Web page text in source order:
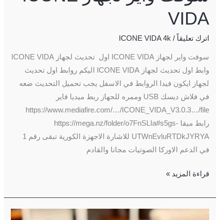
VIDA
اترك تعليقاً /
ICONE VIDA 4k
سوفت واير لجهاز ICONE VIDA اول تحديث لجهاز ICONE VIDA
وابط اول تحديث لجهاز ICONE VIDA اليكم روابط اول تحديث
لجهاز ايكون فيدا الروابط في الاسفل يجب تحميل التحديث ضعه
في فلاش ديسك USB وممره للجهاز ربط ميديا فاير
https://www.mediafire.com/…/ICONE_VIDA_V3.0.3…/file
رابط ميقا https://mega.nz/folder/o7FnSLIa#s5gs-
UTWnEvluRTDkJYRYA للاشارة الاجهزة الكورية تبقى رقم 1
في الدعم الاوركا الصوتيات مجانا والقادم
قراءة المزيد »